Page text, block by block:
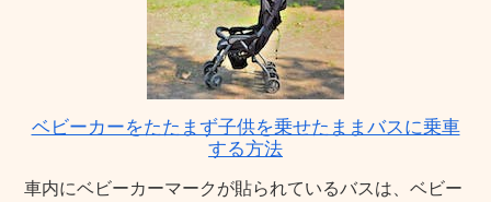
ベビーカーをたたまず子供を乗せたままバスに乗車
する方法
車内にベビーカーマークが貼られているバスは、ベビー